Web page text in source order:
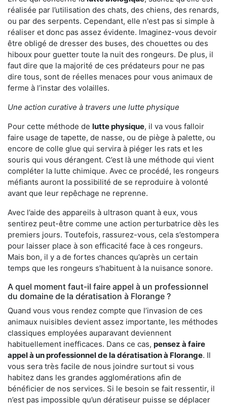
réalisée par l’utilisation des chats, des chiens, des renards,
ou par des serpents. Cependant, elle n'est pas si simple à
réaliser et donc pas assez évidente. Imaginez-vous devoir
être obligé de dresser des buses, des chouettes ou des
hiboux pour guetter toute la nuit des rongeurs. De plus, il
faut dire que la majorité de ces prédateurs pour ne pas
dire tous, sont de réelles menaces pour vous animaux de
ferme à l’instar des volailles.
Une action curative à travers une lutte physique
Pour cette méthode de lutte physique, il va vous falloir
faire usage de tapette, de nasse, ou de piège à palette, ou
encore de colle glue qui servira à piéger les rats et les
souris qui vous dérangent. C’est là une méthode qui vient
compléter la lutte chimique. Avec ce procédé, les rongeurs
méfiants auront la possibilité de se reproduire à volonté
avant que leur repêchage ne reprenne.
Avec l’aide des appareils à ultrason quant à eux, vous
sentirez peut-être comme une action perturbatrice dès les
premiers jours. Toutefois, rassurez-vous, cela s’estompera
pour laisser place à son efficacité face à ces rongeurs.
Mais bon, il y a de fortes chances qu’après un certain
temps que les rongeurs s’habituent à la nuisance sonore.
A quel moment faut-il faire appel à un professionnel
du domaine de la dératisation à Florange ?
Quand vous vous rendez compte que l’invasion de ces
animaux nuisibles devient assez importante, les méthodes
classiques employées auparavant deviennent
habituellement inefficaces. Dans ce cas, pensez à faire
appel à un professionnel de la dératisation à Florange. Il
vous sera très facile de nous joindre surtout si vous
habitez dans les grandes agglomérations afin de
bénéficier de nos services. Si le besoin se fait ressentir, il
n’est pas impossible qu’un dératiseur puisse se déplacer